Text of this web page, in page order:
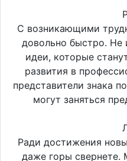
С возникающими
довольно быстро. Не
идеи, которые
развития в
представители знака
могут заняться
Ради достижения
даже горы свернете.